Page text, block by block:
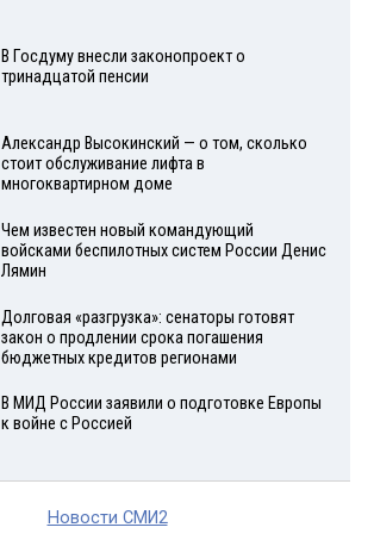
В Госдуму внесли законопроект о
тринадцатой пенсии
Александр Высокинский — о том, сколько
стоит обслуживание лифта в
многоквартирном доме
Чем известен новый командующий
войсками беспилотных систем России Денис
Лямин
Долговая «разгрузка»: сенаторы готовят
закон о продлении срока погашения
бюджетных кредитов регионами
В МИД России заявили о подготовке Европы
к войне с Россией
Новости СМИ2